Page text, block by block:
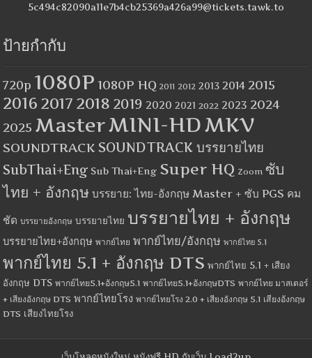
5c494c82090a11e7b4cb25369a426a99@tickets.tawk.to
ป้ายกำกับ
720p 1080P 1080P HQ 2011 2012 2013 2014 2015
2016 2017 2018 2019 2020 2021 2022 2023 2024
2025 MasterMINI-HDMKV
SOUNDTRACK SOUNDTRACK บรรยายไทย
SubThai+Eng Sub Thai+Eng Super HQ Zoom ซับ
ไทย + อังกฤษ บรรยาย: ไทย-อังกฤษ Master + ซับ PGS คม
ชัด บรรยายอังกฤษ บรรยายไทย บรรยายไทย + อังกฤษ
บรรยายไทย+อังกฤษ พากย์ไทย พากย์ไทย/อังกฤษ พากย์ไทย 5.1
พากย์ไทย 5.1 + อังกฤษ DTS พากย์ไทย 5.1 + เสียง
อังกฤษ DTS พากย์ไทย5.1+อังกฤษ5.1 พากย์ไทย5.1+อังกฤษDTS พากย์ไทย มาสเตอร์
+ เสียงอังกฤษ DTS พากย์ไทยโรง พากย์ไทยโรง 2.0 + เสียงอังกฤษ 5.1 เสียงอังกฤษ
DTS เสียงไทยโรง